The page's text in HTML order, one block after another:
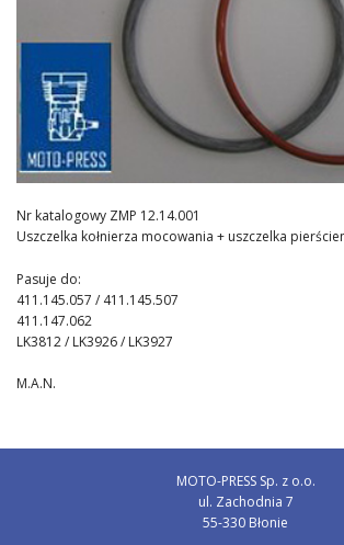
Galeria
Kontakt
Nr katalogowy ZMP 12.14.001
Uszczelka kołnierza mocowania + uszczelka
Pasuje do:
411.145.057 / 411.145.507
411.147.062
LK3812 / LK3926 / LK3927
M.A.N.
MOTO-PRESS Sp. z o.o.
ul. Zachodnia 7
55-330 Błonie